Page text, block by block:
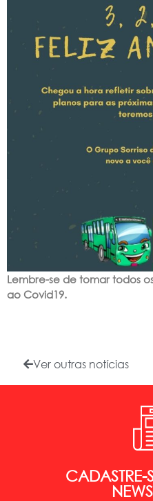
Lembre-se de tomar todos
ao Covid19.
Ver outras notícias
CADASTRE-